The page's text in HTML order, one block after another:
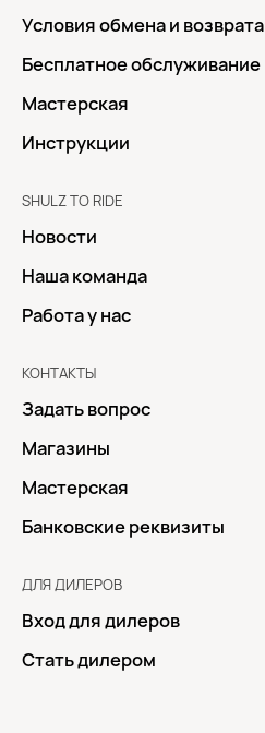
Условия обмена и возврата
Бесплатное обслуживание
Мастерская
Инструкции
SHULZ TO RIDE
Новости
Наша команда
Работа у нас
КОНТАКТЫ
Задать вопрос
Магазины
Мастерская
Банковские реквизиты
ДЛЯ ДИЛЕРОВ
Вход для дилеров
Стать дилером